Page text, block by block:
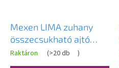
Mexen LIMA zuhany
összecsukható ajtó
zuhanykabinhoz 85 cm,
856-085-000-01-00
Raktáron (>20 db )